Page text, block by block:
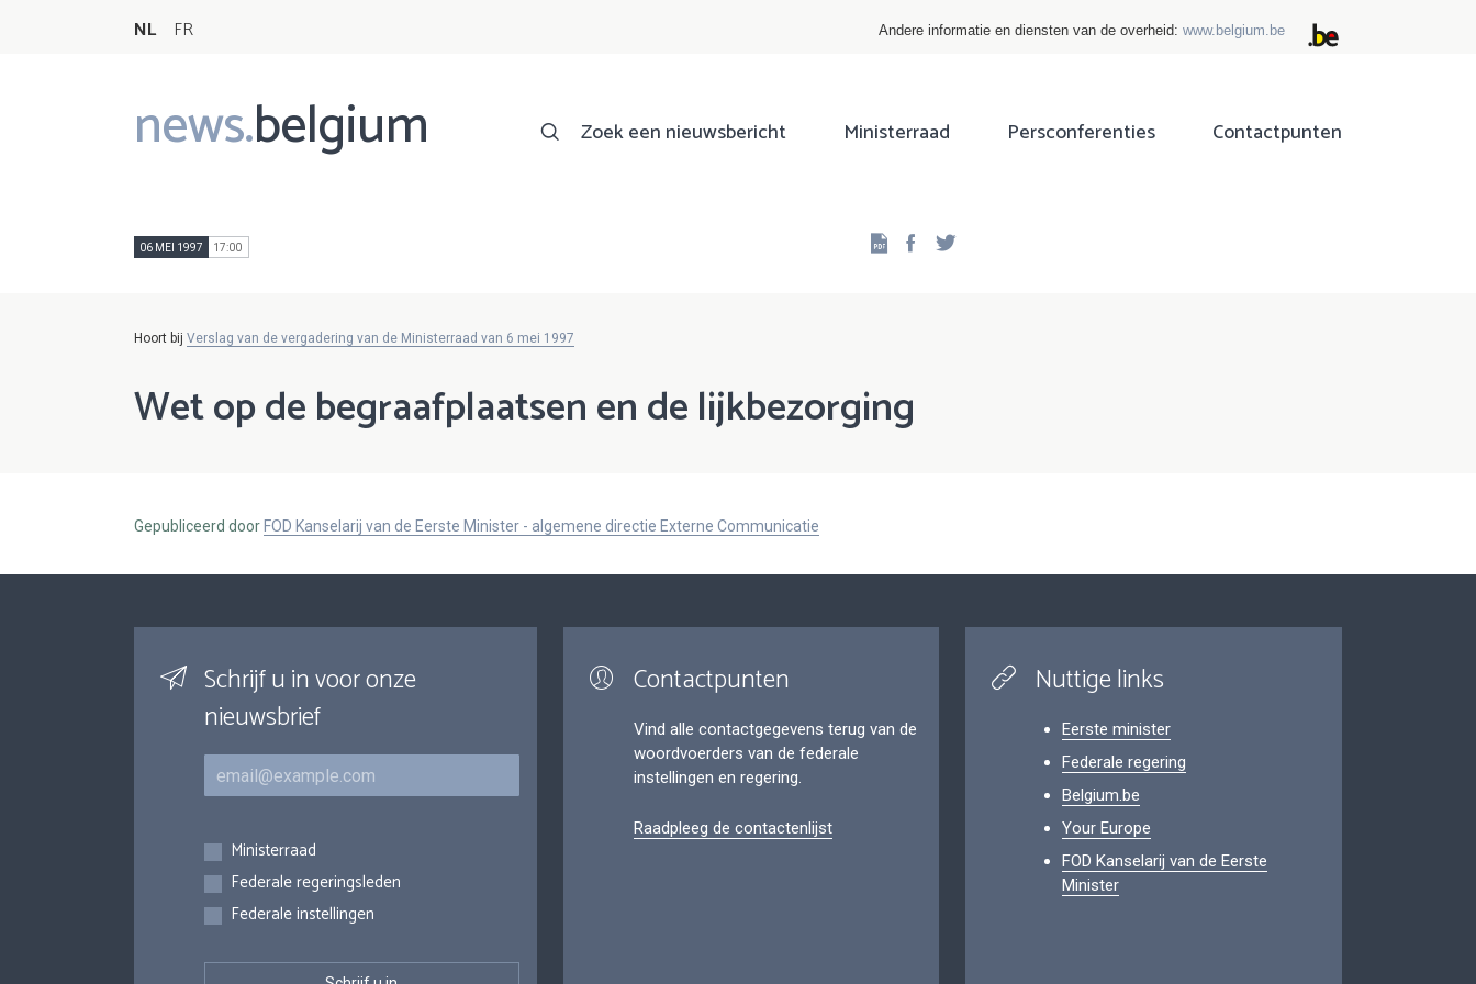
NL FR Andere informatie en diensten van de overheid: www.belgium.be
news.belgium
Main
navigation
Zoek een nieuwsbericht Ministerraad Persconferenties Contactpunten
06 MEI 1997 17:00 Facebook
Hoort bij Verslag van de vergadering van de Ministerraad van 6 mei 1997
Wet op de begraafplaatsen en de lijkbezorging
Gepubliceerd door FOD Kanselarij van de Eerste Minister - algemene directie Externe Communicatie
Schrijf u in voor onze
nieuwsbrief
E-mail
Inschrijvingen
Ministerraad
Federale regeringsleden
Federale instellingen
Contactpunten
Vind alle contactgegevens terug van de
woordvoerders van de federale
instellingen en regering.
Raadpleeg de contactenlijst
Nuttige links
Eerste minister
Federale regering
Belgium.be
Your Europe
FOD Kanselarij van de Eerste
Minister